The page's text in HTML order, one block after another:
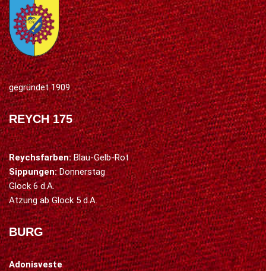
gegründet 1909
REYCH 175
Reychsfarben:Blau-Gelb-Rot
Sippungen:Donnerstag
Glock 6 d.A.
Atzung ab Glock 5 d.A.
BURG
Adonisveste